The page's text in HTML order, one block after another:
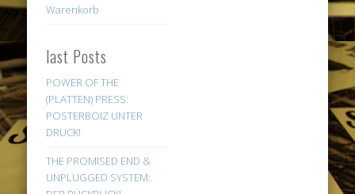
Warenkorb
last Posts
POWER OF THE
(PLATTEN) PRESS:
POSTERBOIZ UNTER
DRUCK!
THE PROMISED END &
UNPLUGGED SYSTEM: